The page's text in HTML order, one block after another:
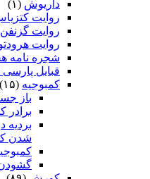
داریوش (۱)
روایت
روایت گزنفن
روایت
شجره نامه
قبایل
کمبوجیه (۱۵)
باز
برادر
بردیه
شدن